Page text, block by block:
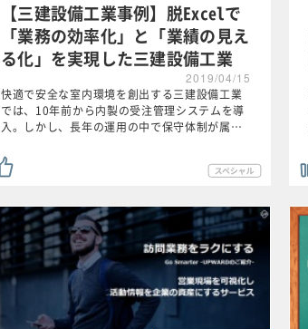
【三建設備工業事例】脱Excelで
「業務の効率化」と「業績の見え
る化」を実現した三建設備工業
2019/04/15
快適で安全な室内環境を創出する三建設備工業
では、10年前から内製の受注管理システムを導
入。しかし、長年の運用の中で保守体制が属…